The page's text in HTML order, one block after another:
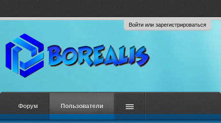
Войти или зарегистрироваться
Форум Пользователи